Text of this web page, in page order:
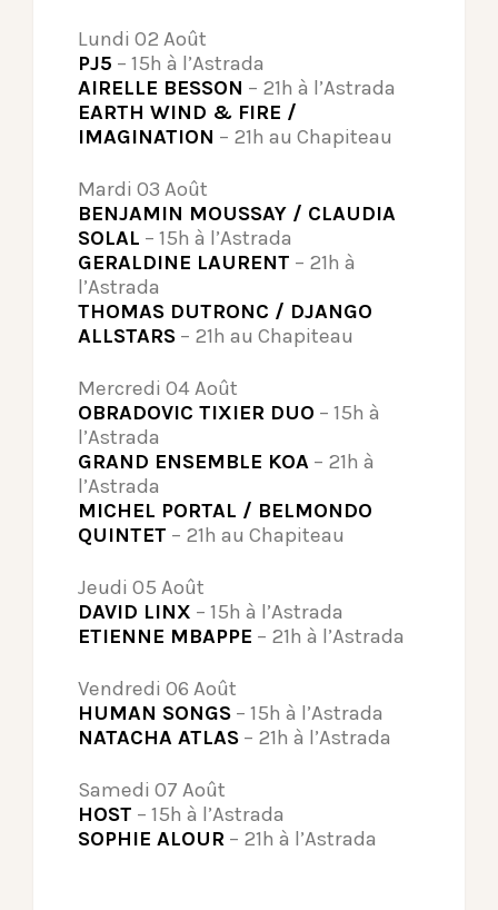
Lundi 02 Août
PJ5 – 15h à l’Astrada
AIRELLE BESSON – 21h à l’Astrada
EARTH WIND & FIRE /
IMAGINATION – 21h au Chapiteau
Mardi 03 Août
BENJAMIN MOUSSAY / CLAUDIA
SOLAL – 15h à l’Astrada
GERALDINE LAURENT – 21h à
l’Astrada
THOMAS DUTRONC / DJANGO
ALLSTARS – 21h au Chapiteau
Mercredi 04 Août
OBRADOVIC TIXIER DUO – 15h à
l’Astrada
GRAND ENSEMBLE KOA – 21h à
l’Astrada
MICHEL PORTAL / BELMONDO
QUINTET – 21h au Chapiteau
Jeudi 05 Août
DAVID LINX – 15h à l’Astrada
ETIENNE MBAPPE – 21h à l’Astrada
Vendredi 06 Août
HUMAN SONGS – 15h à l’Astrada
NATACHA ATLAS – 21h à l’Astrada
Samedi 07 Août
HOST – 15h à l’Astrada
SOPHIE ALOUR – 21h à l’Astrada